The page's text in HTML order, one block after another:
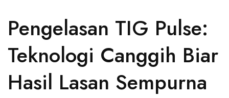
Pengelasan TIG Pulse:
Teknologi Canggih Biar
Hasil Lasan Sempurna